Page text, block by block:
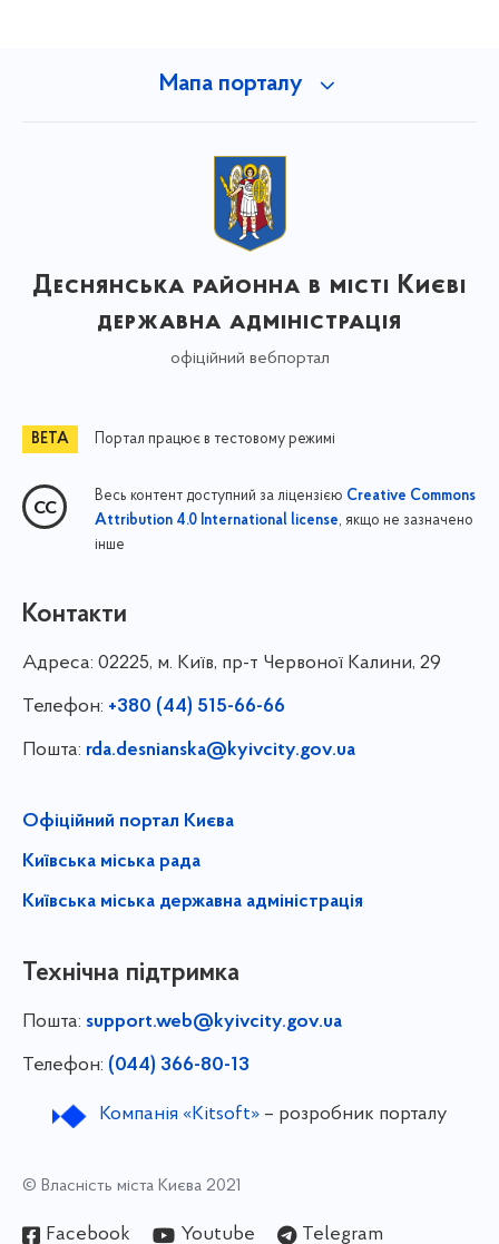
Мапа порталу
Деснянська районна в місті Києві
державна адміністрація
офіційний вебпортал
Портал працює в тестовому режимі
Весь контент доступний за ліцензією Creative Commons
Attribution 4.0 International license, якщо не зазначено
інше
Контакти
Адреса: 02225, м. Київ, пр-т Червоної Калини, 29
Телефон: +380 (44) 515-66-66
Пошта: rda.desnianska@kyivcity.gov.ua
Офіційний портал Києва
Київська міська рада
Київська міська державна адміністрація
Технічна підтримка
Пошта: support.web@kyivcity.gov.ua
Телефон: (044) 366-80-13
Компанія «Kitsoft»– розробник порталу
© Власність міста Києва 2021
Facebook Youtube Telegram